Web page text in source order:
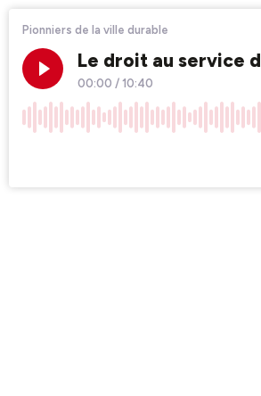
Pionniers de la ville durable
Le droit au service
00:00 /10:40